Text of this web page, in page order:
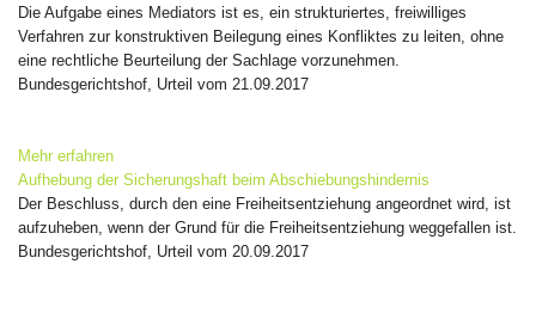
Die Aufgabe eines Mediators ist es, ein strukturiertes, freiwilliges
Verfahren zur konstruktiven Beilegung eines Konfliktes zu leiten, ohne
eine rechtliche Beurteilung der Sachlage vorzunehmen.
Bundesgerichtshof, Urteil vom 21.09.2017
Mehr erfahren
Aufhebung der Sicherungshaft beim Abschiebungshindernis
Der Beschluss, durch den eine Freiheitsentziehung angeordnet wird, ist
aufzuheben, wenn der Grund für die Freiheitsentziehung weggefallen ist.
Bundesgerichtshof, Urteil vom 20.09.2017